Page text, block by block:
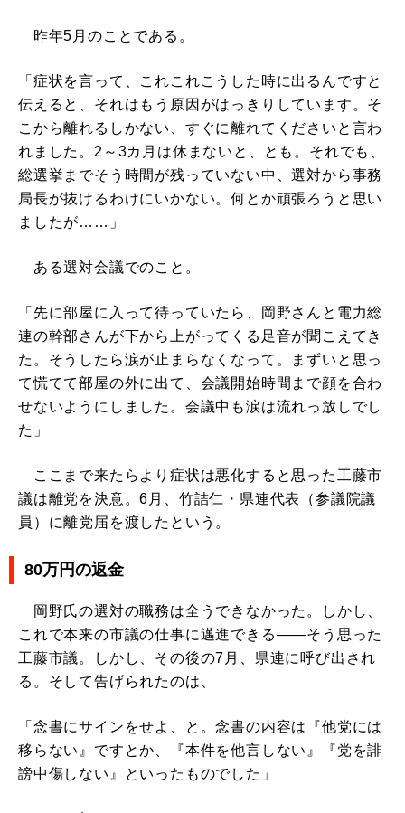
昨年5月のことである。
「症状を言って、これこれこうした時に出るんですと
伝えると、それはもう原因がはっきりしています。そ
こから離れるしかない、すぐに離れてくださいと言わ
れました。2～3カ月は休まないと、とも。それでも、
総選挙までそう時間が残っていない中、選対から事務
局長が抜けるわけにいかない。何とか頑張ろうと思い
ましたが……」
ある選対会議でのこと。
「先に部屋に入って待っていたら、岡野さんと電力総
連の幹部さんが下から上がってくる足音が聞こえてき
た。そうしたら涙が止まらなくなって。まずいと思っ
て慌てて部屋の外に出て、会議開始時間まで顔を合わ
せないようにしました。会議中も涙は流れっ放しでし
た」
ここまで来たらより症状は悪化すると思った工藤市
議は離党を決意。6月、竹詰仁・県連代表（参議院議
員）に離党届を渡したという。
80万円の返金
岡野氏の選対の職務は全うできなかった。しかし、
これで本来の市議の仕事に邁進できる――そう思った
工藤市議。しかし、その後の7月、県連に呼び出され
る。そして告げられたのは、
「念書にサインをせよ、と。念書の内容は『他党には
移らない』ですとか、『本件を他言しない』『党を誹
謗中傷しない』といったものでした」